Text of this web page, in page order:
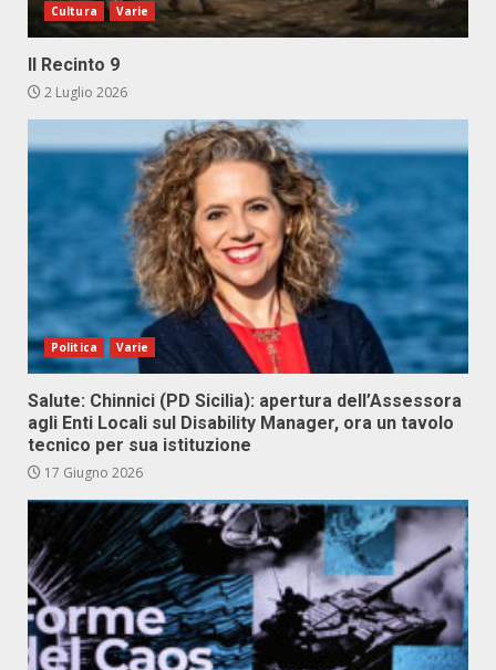
Cultura Varie
Il Recinto 9
2 Luglio 2026
Politica Varie
Salute: Chinnici (PD Sicilia): apertura dell’Assessora
agli Enti Locali sul Disability Manager, ora un tavolo
tecnico per sua istituzione
17 Giugno 2026